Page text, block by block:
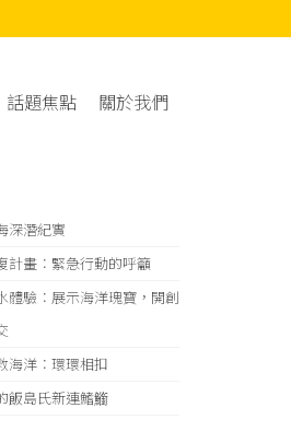
話題焦點 關於我們
深潛紀實
計畫：緊急⾏動的呼籲
體驗：展示海洋瑰寶，開創
海洋：環環相扣
飯島氏新連鰭䲗